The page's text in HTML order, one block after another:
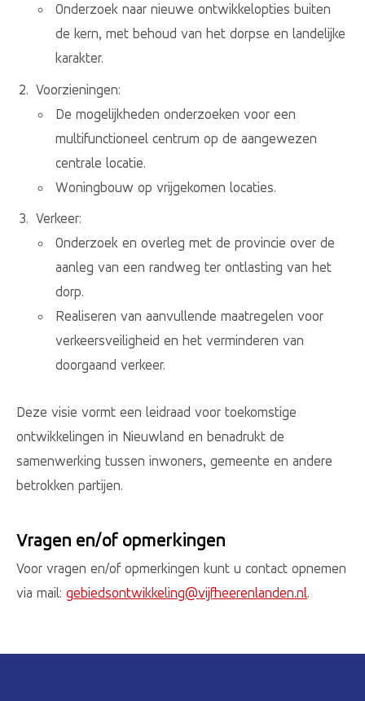
Onderzoek naar nieuwe ontwikkelopties buiten
de kern, met behoud van het dorpse en landelijke
karakter.
Voorzieningen:
De mogelijkheden onderzoeken voor een
multifunctioneel centrum op de aangewezen
centrale locatie.
Woningbouw op vrijgekomen locaties.
Verkeer:
Onderzoek en overleg met de provincie over de
aanleg van een randweg ter ontlasting van het
dorp.
Realiseren van aanvullende maatregelen voor
verkeersveiligheid en het verminderen van
doorgaand verkeer.
Deze visie vormt een leidraad voor toekomstige
ontwikkelingen in Nieuwland en benadrukt de
samenwerking tussen inwoners, gemeente en andere
betrokken partijen.
Vragen en/of opmerkingen
Voor vragen en/of opmerkingen kunt u contact opnemen
via mail: gebiedsontwikkeling@vijfheerenlanden.nl.